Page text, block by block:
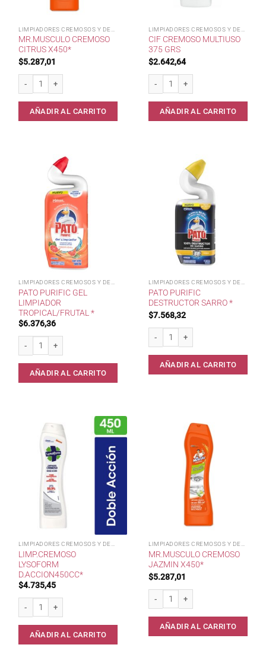
MR.MUSCULO CREMOSO
CITRUS X450*
$5.287,01
Mr.Musculo Cremoso Citrus x450* cantidad
AÑADIR AL CARRITO
CIF CREMOSO MULTIUSO
375 GRS
$2.642,64
Cif Cremoso Multiuso 375 grs
AÑADIR AL CARRITO
LIMPIADORES CREMOSOS Y DESINF
PATO PURIFIC GEL
LIMPIADOR
TROPICAL/FRUTAL *
$6.376,36
Pato Purific Gel Limpiador Tropical/Frutal * cantidad
AÑADIR AL CARRITO
LIMPIADORES CREMOSOS Y DESINF
PATO PURIFIC
DESTRUCTOR SARRO *
$7.568,32
AÑADIR AL CARRITO
LIMPIADORES CREMOSOS Y DESINF
LIMP.CREMOSO
LYSOFORM
D.ACCION450CC*
$4.735,45
Limp.Cremoso Lysoform D.Accion450cc* cantidad
AÑADIR AL CARRITO
LIMPIADORES CREMOSOS Y DESINF
MR.MUSCULO CREMOSO
JAZMIN X450*
$5.287,01
AÑADIR AL CARRITO